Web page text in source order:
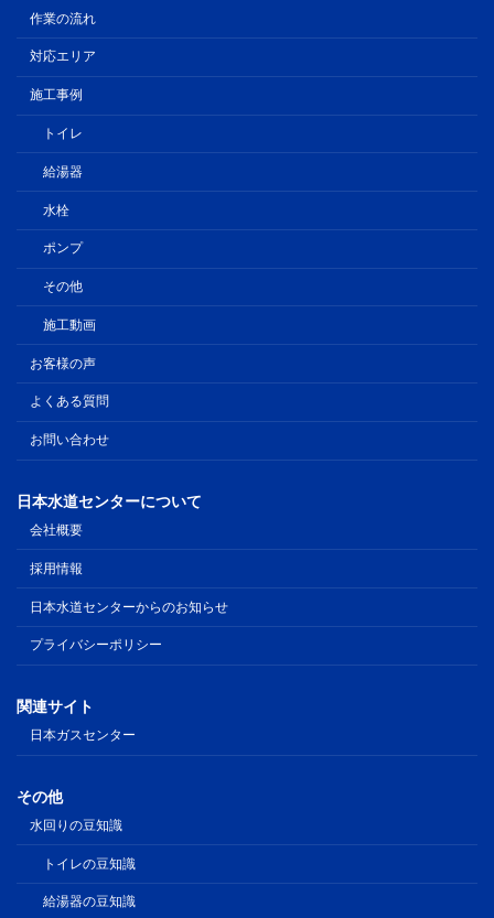
作業の流れ
対応エリア
施工事例
トイレ
給湯器
水栓
ポンプ
その他
施工動画
お客様の声
よくある質問
お問い合わせ
日本水道センターについて
会社概要
採用情報
日本水道センターからのお知らせ
プライバシーポリシー
関連サイト
日本ガスセンター
その他
水回りの豆知識
トイレの豆知識
給湯器の豆知識